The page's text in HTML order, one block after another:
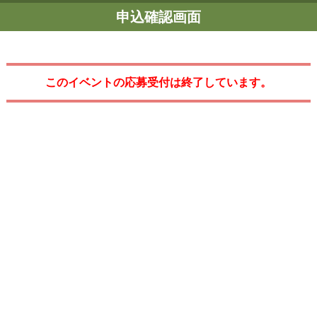
申込確認画面
このイベントの応募受付は終了しています。